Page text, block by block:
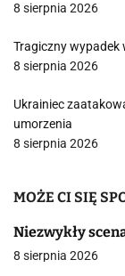
8 sierpnia 2026
Tragiczny wypadek
8 sierpnia 2026
Ukrainiec
umorzenia
8 sierpnia 2026
MOŻE CI SIĘ
Niezwykły
8 sierpnia 2026